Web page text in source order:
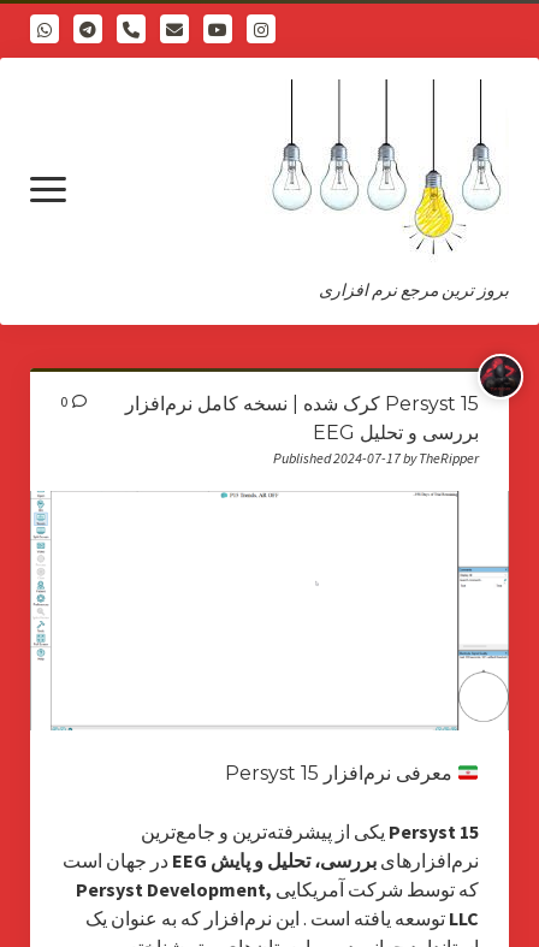
phone
بروز ترین مرجع نرم افزاری
open
menu
درباره
Persyst 15 کرک شده | نسخه کامل نرم‌افزار
بررسی و تحلیل EEG
Published 2024-07-17 by TheRipper
0
معرفی نرم‌افزار Persyst 15
Persyst 15 یکی از پیشرفته‌ترین و جامع‌ترین
نرم‌افزارهای بررسی، تحلیل و پایش EEG
در جهان است
که توسط شرکت آمریکایی Persyst Development,
LLC توسعه یافته است . این نرم‌افزار که به عنوان یک